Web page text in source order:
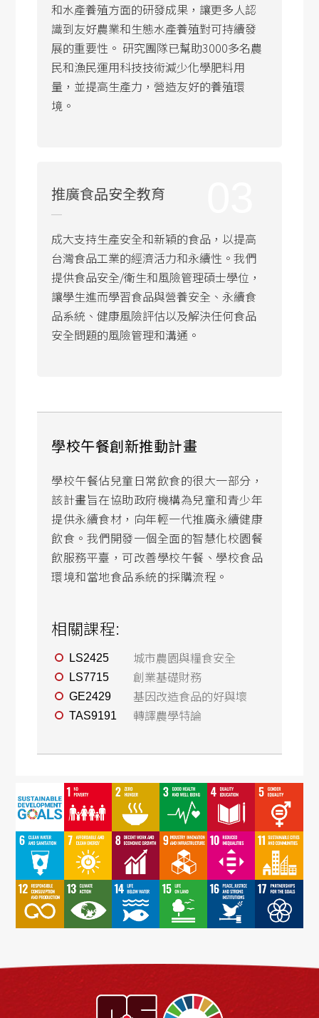
和水產養殖方面的研發成果，讓更多人認
識到友好農業和生態水產養殖對可持續發
展的重要性。 研究團隊已幫助3000多名農
民和漁民運用科技技術減少化學肥料用
量，並提高生產力，營造友好的養殖環
境。
推廣食品安全教育
成大支持生產安全和新穎的食品，以提高
台灣食品工業的經濟活力和永續性。我們
提供食品安全/衛生和風險管理碩士學位，
讓學生進而學習食品與營養安全、永續食
品系統、健康風險評估以及解決任何食品
安全問題的風險管理和溝通。
學校午餐創新推動計畫
學校午餐佔兒童日常飲食的很大一部分，
該計畫旨在協助政府機構為兒童和青少年
提供永續食材，向年輕一代推廣永續健康
飲食。我們開發一個全面的智慧化校園餐
飲服務平臺，可改善學校午餐、學校食品
環境和當地食品系統的採購流程。
相關課程:
LS2425 城市農園與糧食安全
LS7715 創業基礎財務
GE2429 基因改造食品的好與壞
TAS9191 轉譯農學特論